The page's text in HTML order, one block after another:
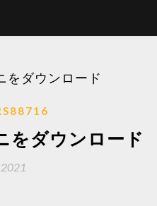
をダウンロード
をダウンロード